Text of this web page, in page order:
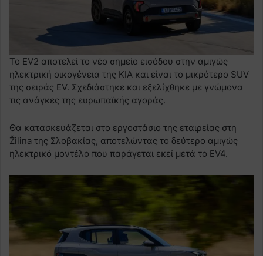
Το EV2 αποτελεί το νέο σημείο εισόδου στην αμιγώς
ηλεκτρική οικογένεια της KIA και είναι το μικρότερο SUV
της σειράς EV. Σχεδιάστηκε και εξελίχθηκε με γνώμονα
τις ανάγκες της ευρωπαϊκής αγοράς.
Θα κατασκευάζεται στο εργοστάσιο της εταιρείας στη
Žilina της Σλοβακίας, αποτελώντας το δεύτερο αμιγώς
ηλεκτρικό μοντέλο που παράγεται εκεί μετά το EV4.